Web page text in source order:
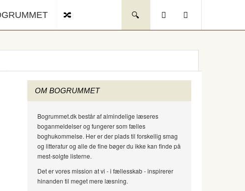
OM BOGRUMMET
Bogrummet.dk består af almindelige læseres
boganmeldelser og fungerer som fælles
boghukommelse. Her er der plads til forskellig smag
og litteratur og alle de fine bøger du ikke kan finde på
mest-solgte listerne.
Det er vores mission at vi - i fællesskab - inspirerer
hinanden til meget mere læsning.